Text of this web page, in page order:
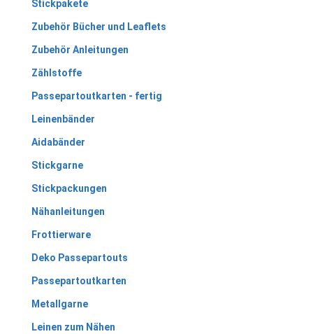
Stickpakete
Zubehör Bücher und Leaflets
Zubehör Anleitungen
Zählstoffe
Passepartoutkarten - fertig
Leinenbänder
Aidabänder
Stickgarne
Stickpackungen
Nähanleitungen
Frottierware
Deko Passepartouts
Passepartoutkarten
Metallgarne
Leinen zum Nähen